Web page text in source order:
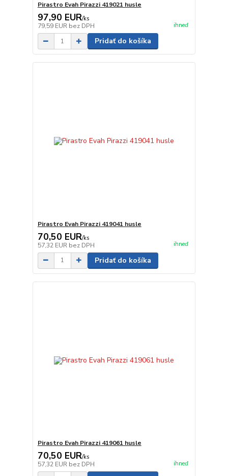
Pirastro Evah Pirazzi 419021 husle
97,90 EUR/ks
79,59 EUR bez DPH ihneď
Pridať do košíka
Pirastro Evah Pirazzi 419041 husle
70,50 EUR/ks
57,32 EUR bez DPH ihneď
Pridať do košíka
Pirastro Evah Pirazzi 419061 husle
70,50 EUR/ks
57,32 EUR bez DPH ihneď